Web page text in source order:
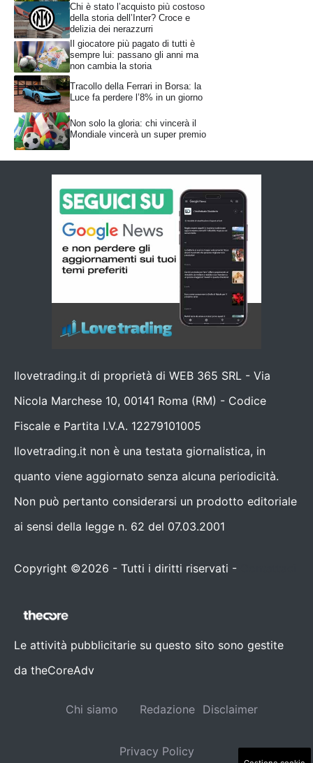
Chi è stato l’acquisto più costoso
della storia dell’Inter? Croce e
delizia dei nerazzurri
Il giocatore più pagato di tutti è
sempre lui: passano gli anni ma
non cambia la storia
Tracollo della Ferrari in Borsa: la
Luce fa perdere l’8% in un giorno
Non solo la gloria: chi vincerà il
Mondiale vincerà un super premio
Ilovetrading.it di proprietà di WEB 365 SRL - Via
Nicola Marchese 10, 00141 Roma (RM) - Codice
Fiscale e Partita I.V.A. 12279101005
Ilovetrading.it non è una testata giornalistica, in
quanto viene aggiornato senza alcuna periodicità.
Non può pertanto considerarsi un prodotto editoriale
ai sensi della legge n. 62 del 07.03.2001
Copyright ©2026 - Tutti i diritti riservati -
Le attività pubblicitarie su questo sito sono gestite
da theCoreAdv
Chi siamo Redazione Disclaimer
Privacy Policy